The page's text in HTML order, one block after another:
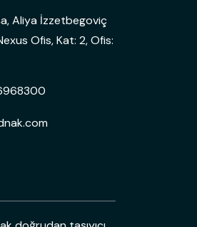
Aliya İzzetbegoviç
Ofis, Kat: 2, Ofis: